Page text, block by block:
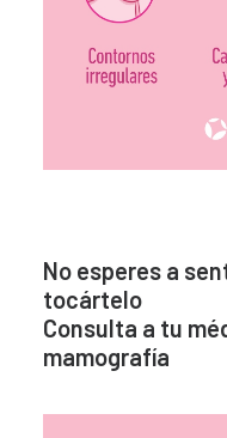
No esperes a
tocártelo
Consulta a tu
mamografía